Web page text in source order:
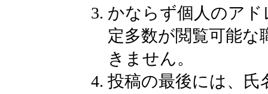
かならず個人のア
定多数が閲覧可能
きません。
投稿の最後には、氏